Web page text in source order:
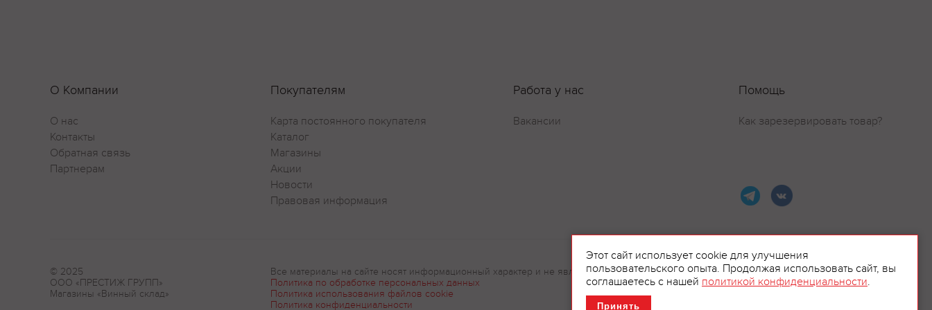
О Компании
О нас
Контакты
Обратная связь
Партнерам
Покупателям
Карта постоянного покупателя
Каталог
Магазины
Акции
Новости
Правовая информация
Работа у нас
Вакансии
Помощь
Как зарезервировать товар?
© 2025
ООО «ПРЕСТИЖ ГРУПП»
Магазины «Винный склад»
Все материалы на сайте носят информационный характер и не являются рекламой.
Политика по обработке персональных данных
Политика использования файлов cookie
Политика конфиденциальности
Этот сайт использует cookie для улучшения
пользовательского опыта. Продолжая использовать сайт, вы
соглашаетесь с нашей политикой конфиденциальности.
Принять